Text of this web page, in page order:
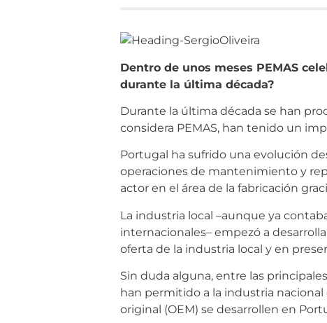
Dentro de unos meses PEMAS
durante la última década?
Durante la última década se han
considera PEMAS, han tenido un
Portugal ha sufrido una evolución
operaciones de mantenimiento y
actor en el área de la fabricación
La industria local –aunque ya
internacionales– empezó a
oferta de la industria local y en
Sin duda alguna, entre las
han permitido a la industria
original (OEM) se desarrollen en